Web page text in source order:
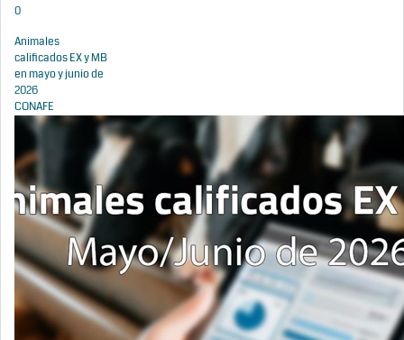
0
Animales
calificados EX y MB
en mayo y junio de
2026
CONAFE